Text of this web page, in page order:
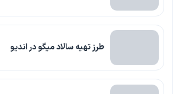
طرز تهیه سالاد میگو در اندیو